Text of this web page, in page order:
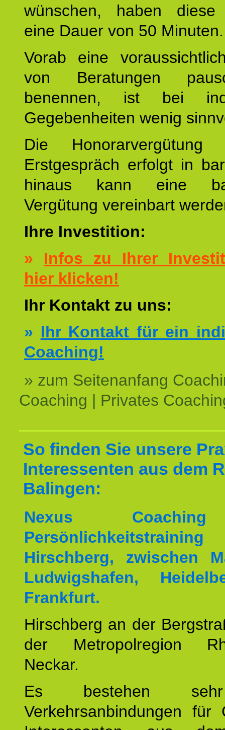
wünschen, haben diese
eine Dauer von 50 Minuten.
Vorab eine
von Beratungen
benennen, ist bei
Gegebenheiten wenig
Die
Erstgespräch erfolgt in
hinaus kann eine
Vergütung vereinbart
Ihre Investition:
» Infos zu Ihrer
hier klicken!
Ihr Kontakt zu uns:
» Ihr Kontakt für ein
Coaching!
» zum Seitenanfang
Coaching | Privates
So finden Sie unsere
Interessenten aus dem
Balingen:
Nexus
Hirschberg, zwischen
Ludwigshafen,
Frankfurt.
Hirschberg an der
der Metropolregion
Neckar.
Es bestehen
Verkehrsanbindungen für